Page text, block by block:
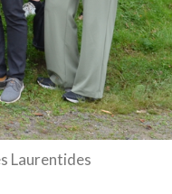
Laurentides